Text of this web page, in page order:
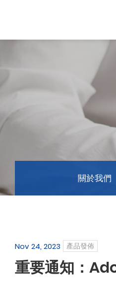
關於我們
Nov 24, 2023 產品發佈
重要通知：